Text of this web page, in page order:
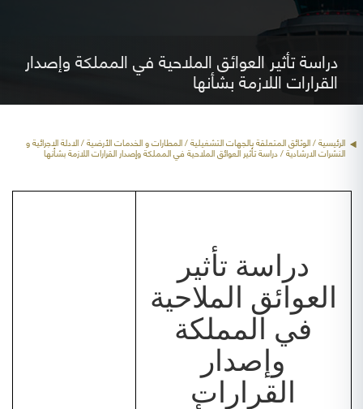
دراسة تأثير العوائق الملاحية في المملكة وإصدار
القرارات اللازمة بشأنها
الرئيسية/ الوثائق المتعلقة بالجهات التشغيلية /المطارات و الخدمات الأرضية/ الادلة الاجرائية و
النشرات الارشادية / دراسة تأثير العوائق الملاحية في المملكة وإصدار القرارات اللازمة بشأنها
دراسة تأثير
العوائق الملاحية
في المملكة
وإصدار
القرارات